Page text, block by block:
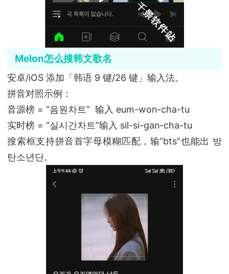
Melon怎么搜韩文歌名
安卓/iOS 添加「韩语 9 键/26 键」输入法。
拼音对照示例：
音源榜 = “음원차트” 输入 eum-won-cha-tu
实时榜 = “실시간차트”输入 sil-si-gan-cha-tu
搜索框支持拼音首字母模糊匹配，输“bts”也能出 방
탄소년단。